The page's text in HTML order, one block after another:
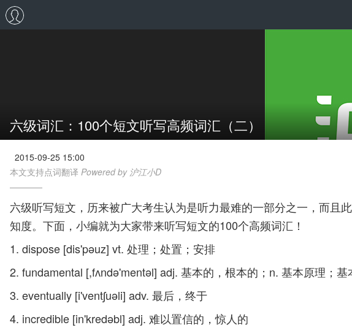
六级词汇：100个短文听写高频词汇（二）
2015-09-25 15:00
本文支持点词翻译 Powered by 沪江小D
六级听写短文，历来被广大考生认为是听力最难的一部分之一，而
知度。下面，小编就为大家带来听写短文的100个高频词汇！
1. dispose [dis'pəuz] vt. 处理；处置；安排
2. fundamental [,fʌndə'mentəl] adj. 基本的，根本的；n. 基本原理；基
3. eventually [i'ventʃuəli] adv. 最后，终于
4. incredible [in'kredəbl] adj. 难以置信的，惊人的